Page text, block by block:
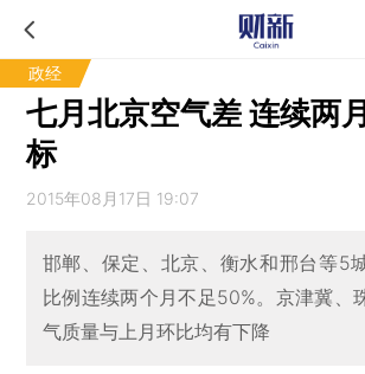
政经
七月北京空气差 连续两
标
2015年08月17日 19:07
邯郸、保定、北京、衡水和邢台等5
比例连续两个月不足50%。京津冀、
气质量与上月环比均有下降